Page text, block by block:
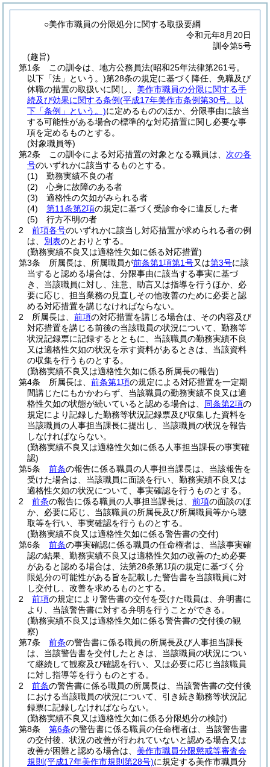
○美作市職員の分限処分に関する取扱要綱
令和元年8月20日
訓令第5号
(趣旨)
第1条
この訓令は、地方公務員法(昭和25年法律第261号。
以下「法」という。)第28条の規定に基づく降任、免職及び
休職の措置の取扱いに関し、 美作市職員の分限に関する手
続及び効果に関する条例(平成17年美作市条例第30号。以
下「条例」という。)に定めるもののほか、分限事由に該当
する可能性がある場合の標準的な対応措置に関し必要な事
項を定めるものとする。
(対象職員等)
第2条
この訓令による対応措置の対象となる職員は、 次の各
号のいずれかに該当するものとする。
(1)
勤務実績不良の者
(2)
心身に故障のある者
(3)
適格性の欠如がみられる者
(4)
第11条第2項の規定に基づく受診命令に違反した者
(5)
行方不明の者
2
前項各号のいずれかに該当し対応措置が求められる者の例
は、 別表のとおりとする。
(勤務実績不良又は適格性欠如に係る対応措置)
第3条
所属長は、所属職員が前条第1項第1号又は第3号に該
当すると認める場合は、分限事由に該当する事実に基づ
き、当該職員に対し、注意、助言又は指導を行うほか、必
要に応じ、担当業務の見直しその他改善のために必要と認
める対応措置を講じなければならない。
2
所属長は、 前項の対応措置を講じる場合は、その内容及び
対応措置を講じる前後の当該職員の状況について、勤務等
状況記録票に記録するとともに、当該職員の勤務実績不良
又は適格性欠如の状況を示す資料があるときは、当該資料
の収集を行うものとする。
(勤務実績不良又は適格性欠如に係る所属長の報告)
第4条
所属長は、 前条第1項の規定による対応措置を一定期
間講じたにもかかわらず、当該職員の勤務実績不良又は適
格性欠如の状態が続いていると認める場合は、 同条第2項の
規定により記録した勤務等状況記録票及び収集した資料を
当該職員の人事担当課長に提出し、当該職員の状況を報告
しなければならない。
(勤務実績不良又は適格性欠如に係る人事担当課長の事実確
認)
第5条
前条の報告に係る職員の人事担当課長は、当該報告を
受けた場合は、当該職員に面談を行い、勤務実績不良又は
適格性欠如の状況について、事実確認を行うものとする。
2
前条の報告に係る職員の人事担当課長は、 前項の面談のほ
か、必要に応じ、当該職員の所属長及び所属職員等から聴
取等を行い、事実確認を行うものとする。
(勤務実績不良又は適格性欠如に係る警告書の交付)
第6条
前条の事実確認に係る職員の任命権者は、当該事実確
認の結果、勤務実績不良又は適格性欠如の改善のため必要
があると認める場合は、法第28条第1項の規定に基づく分
限処分の可能性がある旨を記載した警告書を当該職員に対
し交付し、改善を求めるものとする。
2
前項の規定により警告書の交付を受けた職員は、弁明書に
より、当該警告書に対する弁明を行うことができる。
(勤務実績不良又は適格性欠如に係る警告書の交付後の観
察)
第7条
前条の警告書に係る職員の所属長及び人事担当課長
は、当該警告書を交付したときは、当該職員の状況につい
て継続して観察及び確認を行い、又は必要に応じ当該職員
に対し指導等を行うものとする。
2
前条の警告書に係る職員の所属長は、当該警告書の交付後
における当該職員の状況について、引き続き勤務等状況記
録票に記録しなければならない。
(勤務実績不良又は適格性欠如に係る分限処分の検討)
第8条
第6条の警告書に係る職員の任命権者は、当該警告書
の交付後、状況の改善が行われていないと認める場合又は
改善が困難と認める場合は、 美作市職員分限懲戒等審査会
規則 (平成17年美作市規則第28号)に規定する美作市職員分